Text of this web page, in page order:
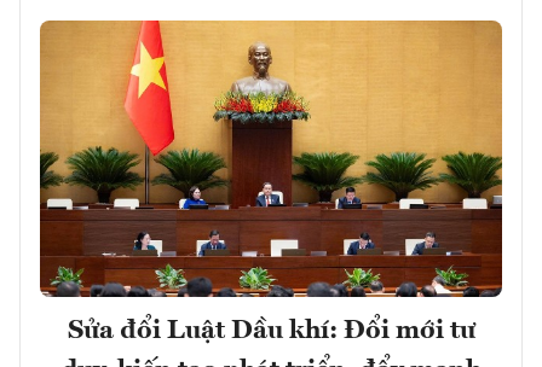
Sửa đổi Luật Dầu khí: Đổi mới tư